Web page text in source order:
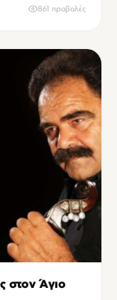
861 προβολές
στον Άγιο